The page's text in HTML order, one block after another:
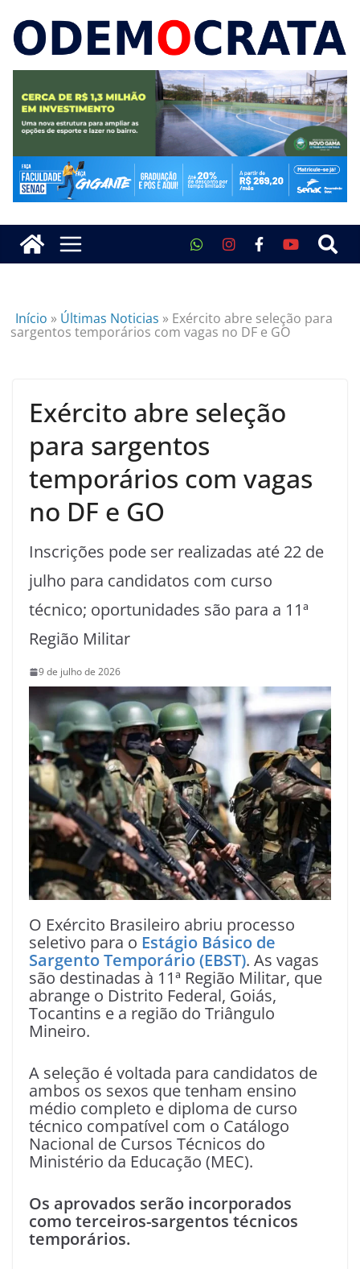
Início » Últimas Noticias » Exército abre seleção para
sargentos temporários com vagas no DF e GO
Exército abre seleção
para sargentos
temporários com vagas
no DF e GO
Inscrições pode ser realizadas até 22 de
julho para candidatos com curso
técnico; oportunidades são para a 11ª
Região Militar
9 de julho de 2026
O Exército Brasileiro abriu processo
seletivo para o Estágio Básico de
Sargento Temporário (EBST). As vagas
são destinadas à 11ª Região Militar, que
abrange o Distrito Federal, Goiás,
Tocantins e a região do Triângulo
Mineiro.
A seleção é voltada para candidatos de
ambos os sexos que tenham ensino
médio completo e diploma de curso
técnico compatível com o Catálogo
Nacional de Cursos Técnicos do
Ministério da Educação (MEC).
Os aprovados serão incorporados
como terceiros-sargentos técnicos
temporários.